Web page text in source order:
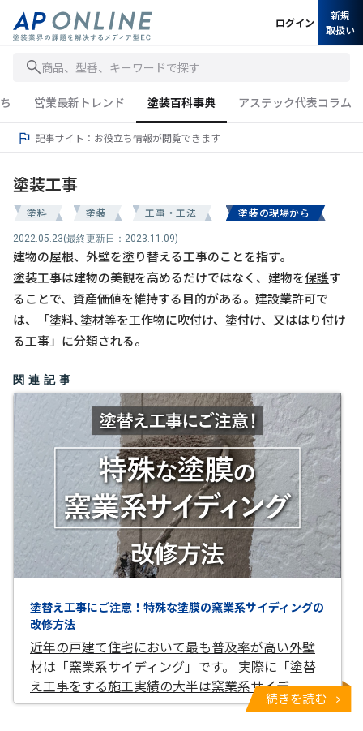
商品、型番、キーワードで探す
ログイン
新規
取扱い
営業最新トレンド 塗装百科事典 アステック代表コラム
記事サイト：お役立ち情報が閲覧できます
塗装工事
塗料 塗装 工事・工法 塗装の現場から
2022.05.23(最終更新日：2023.11.09)
建物の屋根、外壁を塗り替える工事のことを指す。
塗装工事は建物の美観を高めるだけではなく、建物を保護す
ることで、資産価値を維持する目的がある。建設業許可で
は、「塗料､塗材等を工作物に吹付け、塗付け、又ははり付け
る工事」に分類される。
関連記事
塗替え工事にご注意！特殊な塗膜の窯業系サイディングの
改修方法
近年の戸建て住宅において最も普及率が高い外壁
材は「窯業系サイディング」です。 実際に「塗替
え工事をする施工実績の大半は窯業系サイデ
続きを読む